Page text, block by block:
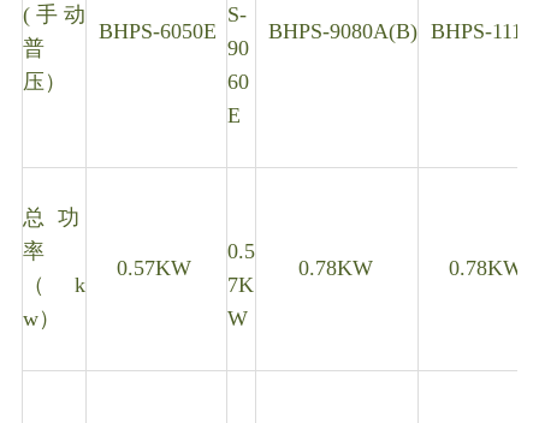
(手动
普
压）
BHPS-6050E
S-
90
60
E
BHPS-9080A(B) BHPS-
总 功
率
（k
w）
0.57KW
0.5
7K
W
0.78KW 0.78KW